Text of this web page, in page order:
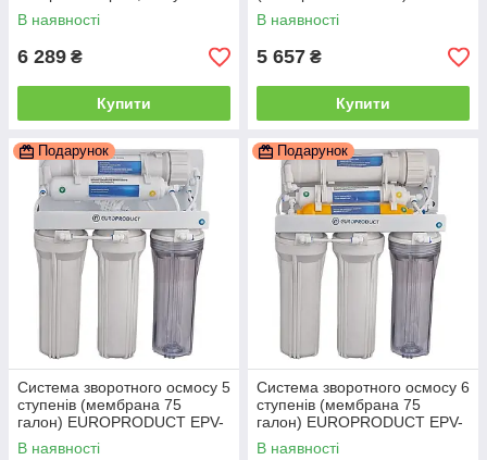
(мембрана 75 галон)
(KR5328)
В наявності
6 289 ₴
Купити
(KR5326)
В наявності
5 657 ₴
Купити
Подарунок
Система зворотного осмосу 5
ступенів (мембрана 75
галон) EUROPRODUCT EPV-
90 (EP6238)
В наявності
Подарунок
Система зворотного осмосу 6
ступенів (мембрана 75
галон) EUROPRODUCT EPV-
92 (EP6239)
В наявності